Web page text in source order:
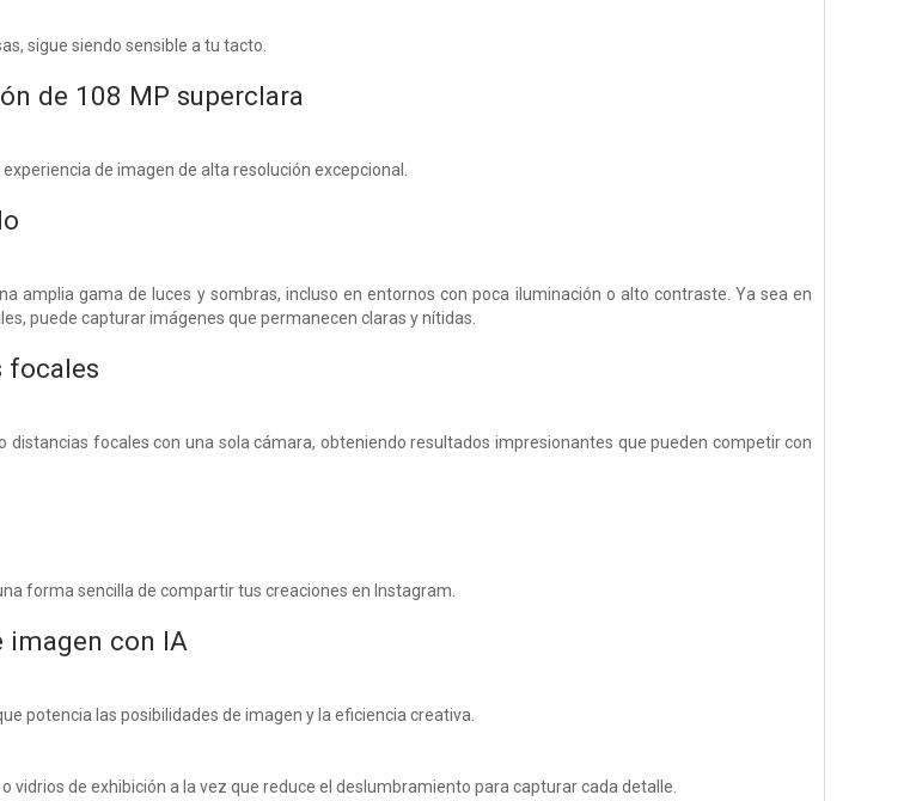
sigue siendo sensible a tu tacto.
de 108 MP superclara
de imagen de alta resolución excepcional.
amplia gama de luces y sombras, incluso en entornos con poca iluminación o alto contraste.Ya sea en
puede capturar imágenes que permanecen claras y nítidas.
focales
distancias focales con una sola cámara, obteniendo resultados impresionantes que pueden competir con
forma sencilla de compartir tus creaciones en Instagram.
imagen con IA
potencia las posibilidades de imagen y la eficiencia creativa.
vidrios de exhibición a la vez que reduce el deslumbramiento para capturar cada detalle.